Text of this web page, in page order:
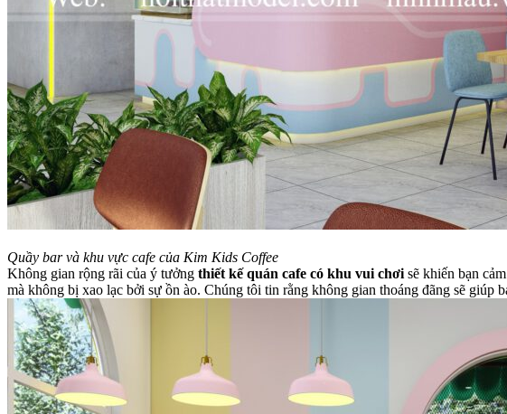
Quầy bar và khu vực cafe của Kim Kids Coffee
Không gian rộng rãi của ý tưởng thiết kế quán cafe có khu vui chơi sẽ khiến bạn
mà không bị xao lạc bởi sự ồn ào. Chúng tôi tin rằng không gian thoáng đãng sẽ giúp